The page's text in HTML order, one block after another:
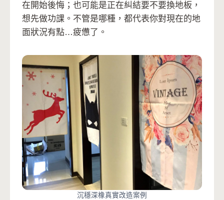
在開始後悔；也可能是正在糾結要不要換地板，
想先做功課。不管是哪種，都代表你對現在的地
面狀況有點…疲憊了。
沉穩深橡真實改造案例